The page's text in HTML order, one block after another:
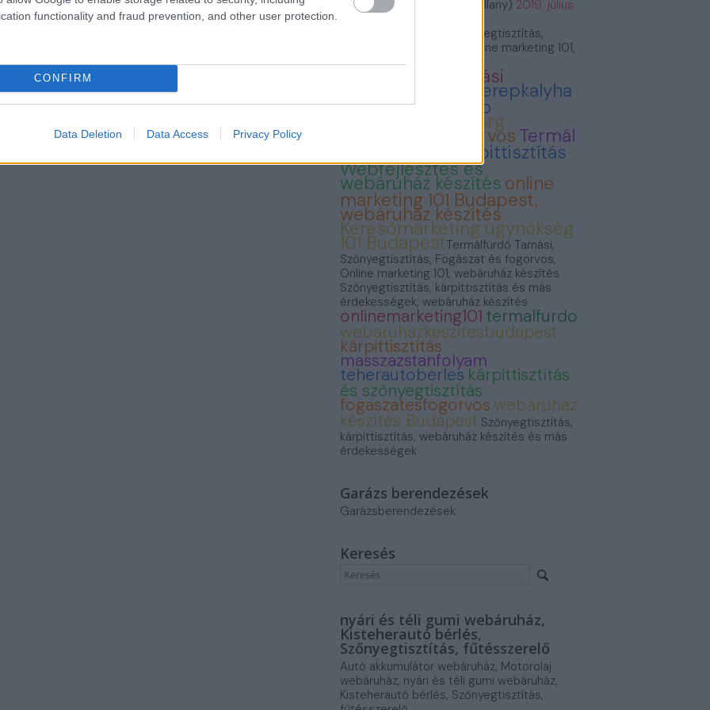
functionality and fraud prevention, and other user protection.
CONFIRM
Data Deletion Data Access Privacy Policy
— VillámVillany (@villam_villany) 2019. július
Termálfürdő Tamási, Szőnyegtisztítás,
Fogászat és fogorvos, Online marketing 101,
webáruház készítés
Termálfürdő Tamási
Cserepkalyha
Kemence Kandallo
Szonyegtisztitas.org
Fogászat és fogorvos Termál
Kárpittisztítás
Webfejlesztés és
webáruház készítés online
marketing 101 Budapest,
webáruház készítés
Keresőmarketing ügynökség
101 BudapestTermálfürdő Tamási,
Szőnyegtisztítás, Fogászat és fogorvos,
Online marketing 101, webáruház készítés
Szőnyegtisztítás, kárpittisztítás és más
érdekességek, webáruház készítés
onlinemarketing101 termalfurdo
webaruhazkeszitesbudapest
kárpittisztítás
masszazstanfolyam
teherautoberles kárpittisztítás
és szőnyegtisztítás
fogaszatesfogorvos webáruház
készítés Budapest Szőnyegtisztítás,
kárpittisztítás, webáruház készítés és más
érdekességek
Garázs berendezések
Garázsberendezések
Keresés
nyári és téli gumi webáruház,
Kisteherautó bérlés,
Szőnyegtisztítás, fűtésszerelő
Autó akkumulátor webáruház, Motorolaj
webáruház, nyári és téli gumi webáruház,
Kisteherautó bérlés, Szőnyegtisztítás,